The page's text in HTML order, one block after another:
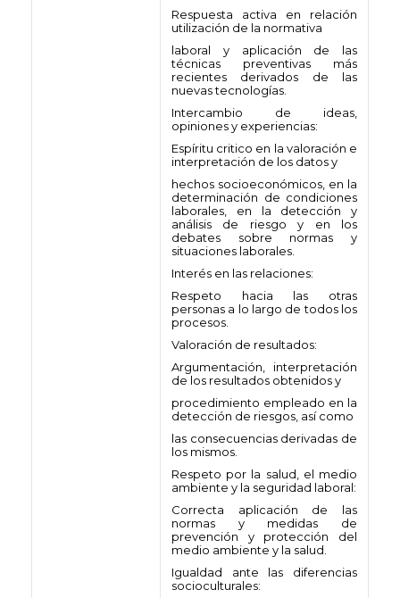
Respuesta activa en relación
utilización de la normativa
laboral y aplicación de las
técnicas preventivas más
recientes derivados de las
nuevas tecnologías.
Intercambio de ideas,
opiniones y experiencias:
Espíritu critico en la valoración e
interpretación de los datos y
hechos socioeconómicos, en la
determinación de condiciones
laborales, en la detección y
análisis de riesgo y en los
debates sobre normas y
situaciones laborales.
Interés en las relaciones:
Respeto hacia las otras
personas a lo largo de todos los
procesos.
Valoración de resultados:
Argumentación, interpretación
de los resultados obtenidos y
procedimiento empleado en la
detección de riesgos, así como
las consecuencias derivadas de
los mismos.
Respeto por la salud, el medio
ambiente y la seguridad laboral:
Correcta aplicación de las
normas y medidas de
prevención y protección del
medio ambiente y la salud.
Igualdad ante las diferencias
socioculturales: